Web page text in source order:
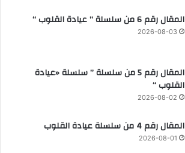
المقال رقم 6 من سلسلة ” عيادة القلوب “
2026-08-03
المقال رقم 5 من سلسلة ” سلسلة «عيادة
القلوب “
2026-08-02
المقال رقم 4 من سلسلة عيادة القلوب
2026-08-01